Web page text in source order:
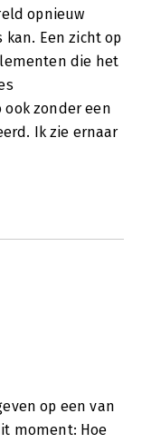
opnieuw
Een zicht op
die het
ook zonder een
Ik zie ernaar
op een van
moment: Hoe